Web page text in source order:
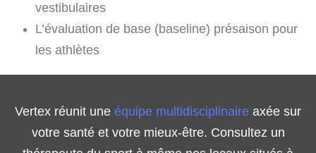
vestibulaires
L’évaluation de base (baseline) présaison pour
les athlètes
Vertex réunit une équipe multidisciplinaire axée sur
votre santé et votre mieux-être. Consultez un